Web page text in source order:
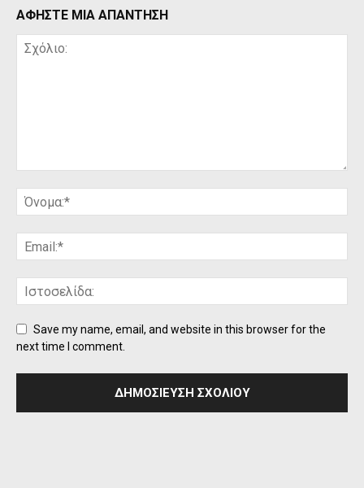
ΑΦΗΣΤΕ ΜΙΑ ΑΠΑΝΤΗΣΗ
Save my name, email, and website in this browser for the
next time I comment.